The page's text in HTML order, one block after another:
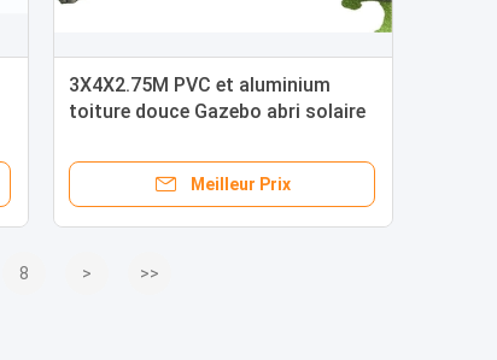
3X4X2.75M PVC et aluminium
toiture douce Gazebo abri solaire
Meilleur Prix
8 > >>